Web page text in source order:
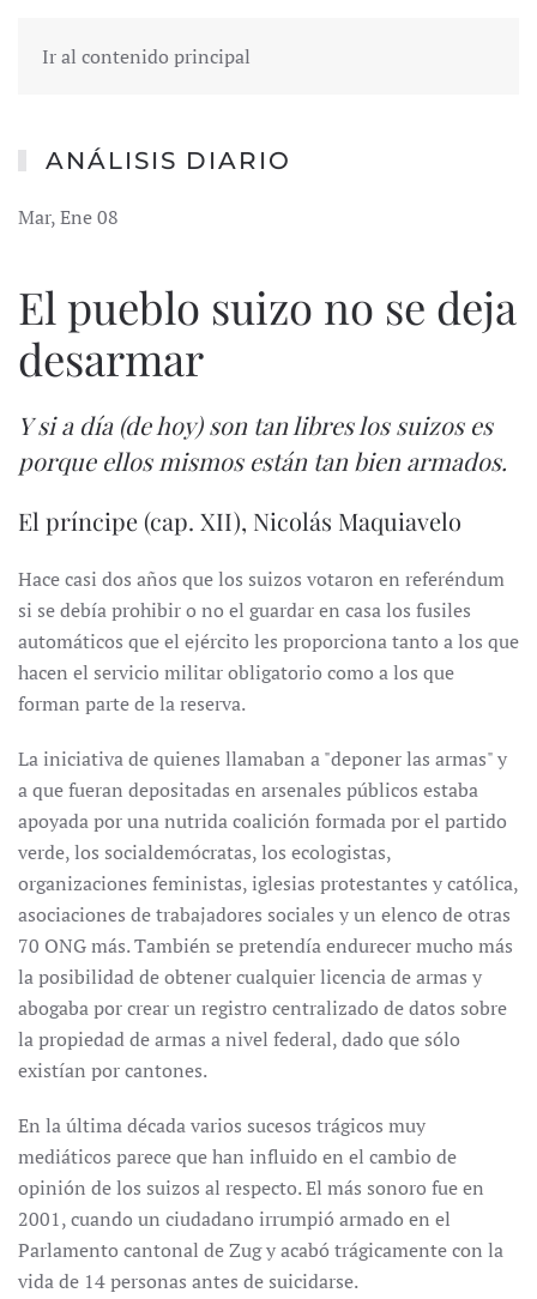
Ir al contenido principal
ANÁLISIS DIARIO
Mar, Ene 08
El pueblo suizo no se deja
desarmar
Y si a día (de hoy) son tan libres los suizos es
porque ellos mismos están tan bien armados.
El príncipe (cap. XII), Nicolás Maquiavelo
Hace casi dos años que los suizos votaron en referéndum
si se debía prohibir o no el guardar en casa los fusiles
automáticos que el ejército les proporciona tanto a los que
hacen el servicio militar obligatorio como a los que
forman parte de la reserva.
La iniciativa de quienes llamaban a "deponer las armas" y
a que fueran depositadas en arsenales públicos estaba
apoyada por una nutrida coalición formada por el partido
verde, los socialdemócratas, los ecologistas,
organizaciones feministas, iglesias protestantes y católica,
asociaciones de trabajadores sociales y un elenco de otras
70 ONG más. También se pretendía endurecer mucho más
la posibilidad de obtener cualquier licencia de armas y
abogaba por crear un registro centralizado de datos sobre
la propiedad de armas a nivel federal, dado que sólo
existían por cantones.
En la última década varios sucesos trágicos muy
mediáticos parece que han influido en el cambio de
opinión de los suizos al respecto. El más sonoro fue en
2001, cuando un ciudadano irrumpió armado en el
Parlamento cantonal de Zug y acabó trágicamente con la
vida de 14 personas antes de suicidarse.